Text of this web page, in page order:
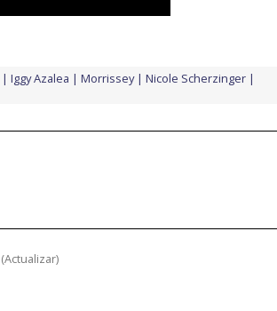
Iggy Azalea Morrissey
Nicole Scherzinger
(Actualizar)